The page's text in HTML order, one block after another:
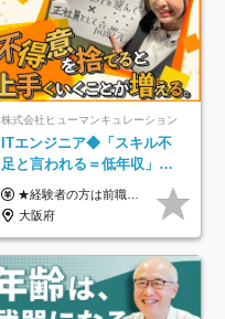
株式会社ヒューマンキュレーション
ITエンジニア◆「スキル不
足と言われる＝低年収」で
はない！｜ 不安を克服し、
年収アップした社員の実例
★経験者の方は前職の年収以上を保証します ★案件単価を開示した上で80％以上を還元します 月給25万円以上＋賞与年2回 ※経験や能力を考慮の上で優遇します ※試用期間が3ヶ月(その間の給与・待遇・雇用形態に変更はありません) ※月給には月20時間分のみなし残業手当(5万円)を含みます(超過分は別途支給) ★残業平均は月10時間以下ですので、毎月10時間分程度はお得です！
大阪府